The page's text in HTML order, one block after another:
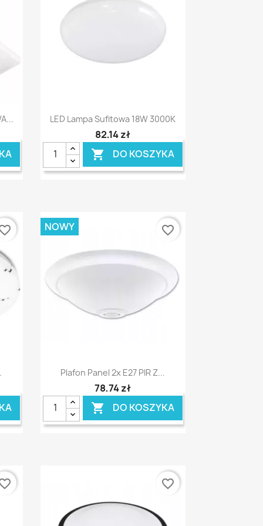
Szybki podgląd
LED Lampa Sufitowa 18W 3000K
82,14 zł
 DO KOSZYKA
Szybki podgląd
Plafon Panel 2x E27 PIR Z...
78,74 zł
 DO KOSZYKA
NOWY favorite_border
favorite_border